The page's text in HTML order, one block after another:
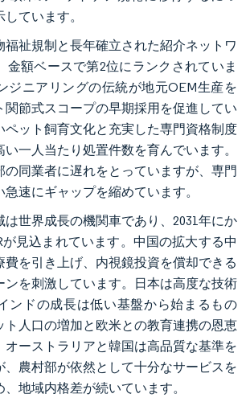
ています。
福祉規制と長年確立された紹介ネットワ
金額ベースで第2位にランクされていま
ジニアリングの伝統が地元OEM生産を
関節式スコープの早期採用を促進してい
ペット飼育文化と充実した専門資格制度
一人当たり処置件数を育んでいます。
の同業者に遅れをとっていますが、専門
速にギャップを縮めています。
は世界成長の機関車であり、2031年にか
が見込まれています。中国の拡大する中
費を引き上げ、内視鏡投資を償却できる
ンを刺激しています。日本は高度な技術
ンドの成長は低い基盤から始まるもの
ト人口の増加と欧米との教育連携の恩恵
オーストラリアと韓国は高品質な基準を
、農村部が依然として十分なサービスを
地域内格差が続いています。